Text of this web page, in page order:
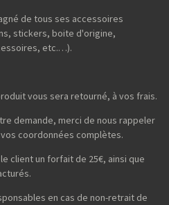
de tous ses accessoires
stickers, boite d'origine,
etc.…).
vous sera retourné, à vos frais.
demande, merci de nous rappeler
coordonnées complètes.
client un forfait de 25€, ainsi que
en cas de non-retrait de